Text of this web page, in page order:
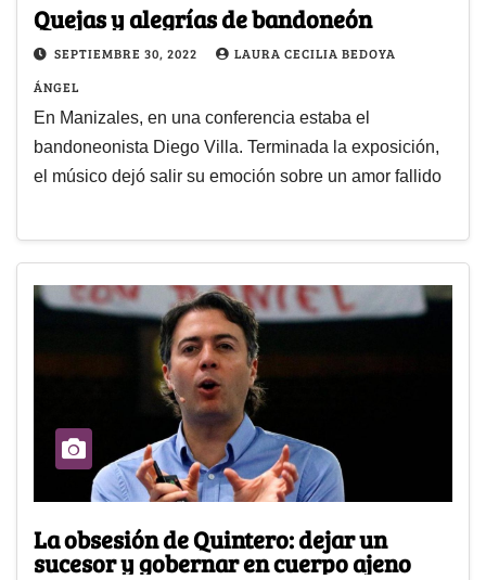
Quejas y alegrías de bandoneón
SEPTIEMBRE 30, 2022
LAURA CECILIA BEDOYA
ÁNGEL
En Manizales, en una conferencia estaba el
bandoneonista Diego Villa. Terminada la exposición,
el músico dejó salir su emoción sobre un amor fallido
La obsesión de Quintero: dejar un
sucesor y gobernar en cuerpo ajeno